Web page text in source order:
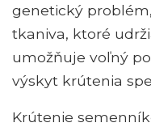
genetický
tkaniva, ktoré
umožňuje voľný
výskyt krútenia
Krútenie